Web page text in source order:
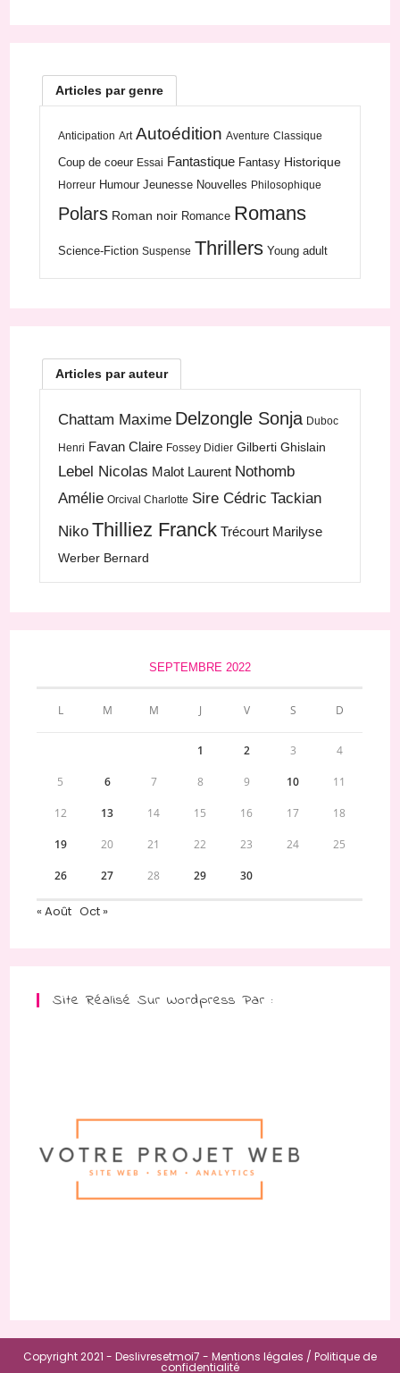
Articles par genre
Anticipation Art Autoédition Aventure Classique
Coup de coeur Essai Fantastique Fantasy Historique
Horreur Humour Jeunesse Nouvelles Philosophique
Polars Roman noir Romance Romans
Science-Fiction Suspense Thrillers Young adult
Articles par auteur
Chattam Maxime Delzongle Sonja Duboc
Henri Favan Claire Fossey Didier Gilberti Ghislain
Lebel Nicolas Malot Laurent Nothomb
Amélie Orcival Charlotte Sire Cédric Tackian
Niko Thilliez Franck Trécourt Marilyse
Werber Bernard
SEPTEMBRE 2022
L M M J V S D
1 2 3 4
5 6 7 8 9 10 11
12 13 14 15 16 17 18
19 20 21 22 23 24 25
26 27 28 29 30
« Août Oct »
Site Réalisé Sur Wordpress Par :
Copyright 2021 - Deslivresetmoi7 - Mentions légales / Politique de
confidentialité